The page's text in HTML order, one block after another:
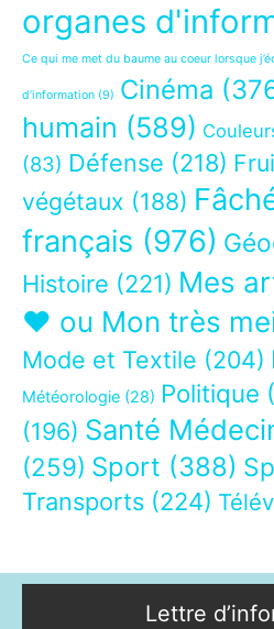
organes
Ce qui me met du baume au coeur lorsque
d’information (9) Cinéma
humain (589)
(83) Défense (218)
végétaux (188)
français (976)
Histoire (221) Mes
❤ ou Mon très
Mode et Textile (204)
Météorologie (28) Politique
(196) Santé
(259) Sport (388)
Transports (224)
Lettre